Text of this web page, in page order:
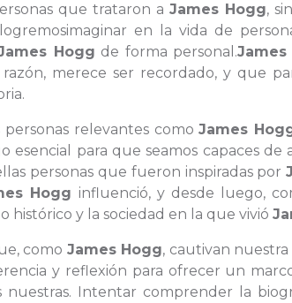
que trataron a James Hogg,
en la vida de
Hogg de forma personal.James
merece ser recordado, y que
personas relevantes comoJames
esencial para que seamos capaces de
personas que fueron inspiradas por
Hogg influenció, y desde luego,
histórico y la sociedad en la que vivió
como James Hogg, cautivan
y reflexión para ofrecer un
Intentar comprender la